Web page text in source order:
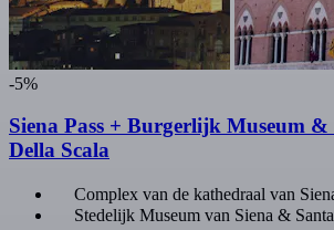
-5%
Siena Pass + Burgerlijk Museum
Della Scala
Complex van de kathedraal van
Stedelijk Museum van Siena &